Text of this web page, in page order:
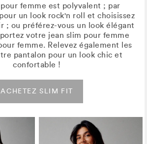
femme est polyvalent ; par
un look rock'n roll et choisissez
; ou préférez-vous un look élégant
votre jean slim pour femme
femme. Relevez également les
pantalon pour un look chic et
confortable !
ACHETEZ SLIM FIT